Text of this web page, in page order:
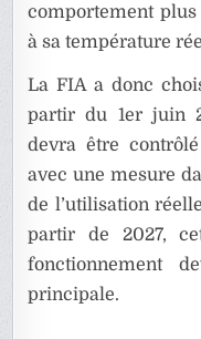
comportement
à sa température
La FIA a donc
partir du 1er juin
devra être
avec une mesure
de l’utilisation
partir de 2027,
fonctionnement
principale.